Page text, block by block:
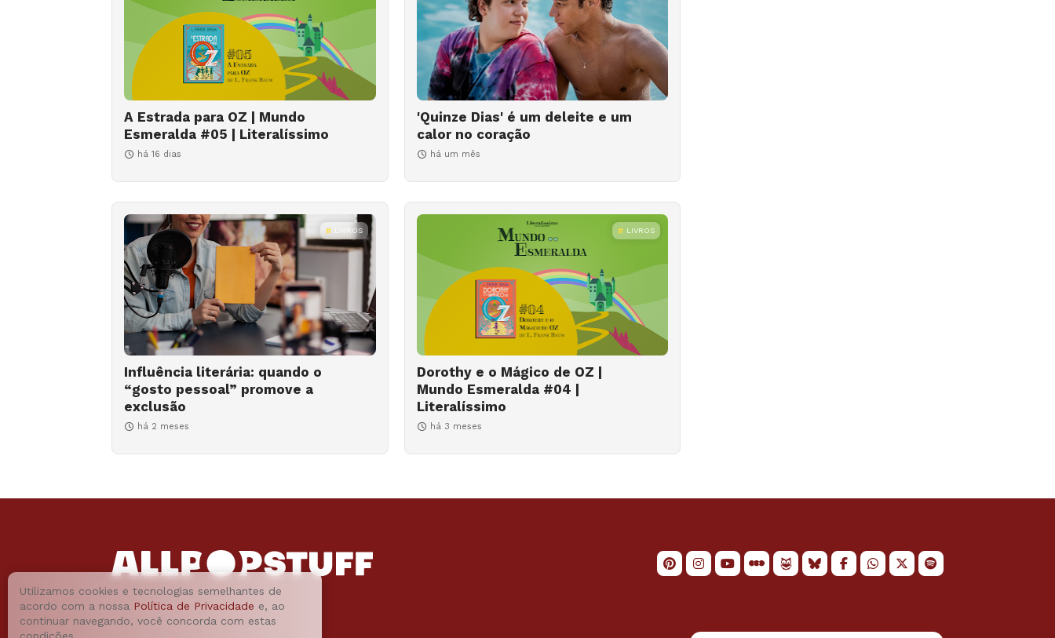
A Estrada para OZ | Mundo
Esmeralda #05 | Literalíssimo
há 16 dias
'Quinze Dias' é um deleite e um
calor no coração
há um mês
LIVROS
Influência literária: quando o
“gosto pessoal” promove a
exclusão
há 2 meses
LIVROS
Dorothy e o Mágico de OZ |
Mundo Esmeralda #04 |
Literalíssimo
há 3 meses
Utilizamos cookies e tecnologias semelhantes de
acordo com a nossa Política de Privacidade e, ao
continuar navegando, você concorda com estas